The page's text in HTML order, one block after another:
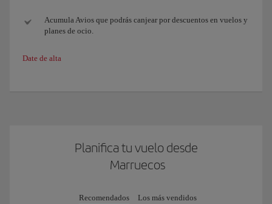
Acumula Avios que podrás canjear por descuentos en vuelos y
planes de ocio.
Date de alta
Planifica tu vuelo desde
Marruecos
Recomendados Los más vendidos